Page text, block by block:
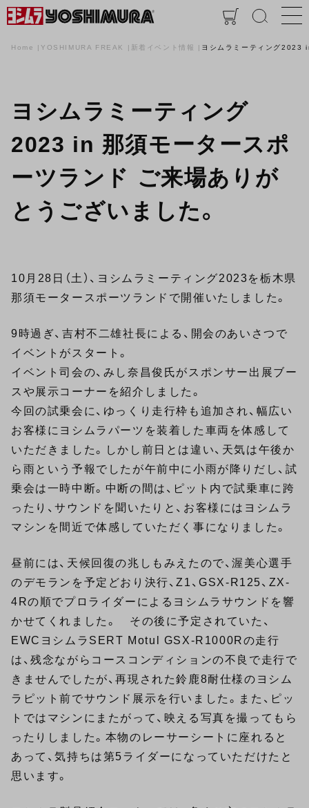
Home YOSHIMURA FREAK 新着イベント情報 ヨシムラミーティング2023
ヨシムラミーティング
2023 in 那須モータースポ
ーツランド ご来場ありが
とうございました。
10月28日（土）、ヨシムラミーティング2023を栃木県
那須モータースポーツランドで開催いたしました。
9時過ぎ、吉村不二雄社長による、開会のあいさつで
イベントがスタート。
イベント司会の、みし奈昌俊氏がスポンサー出展ブー
スや展示コーナーを紹介しました。
今回の試乗会に、ゆっくり走行枠も追加され、幅広い
お客様にヨシムラパーツを装着した車両を体感して
いただきました。しかし前日とは違い、天気は午後か
ら雨という予報でしたが午前中に小雨が降りだし、試
乗会は一時中断。中断の間は、ピット内で試乗車に跨
ったり、サウンドを聞いたりと、お客様にはヨシムラ
マシンを間近で体感していただく事になりました。
昼前には、天候回復の兆しもみえたので、渥美心選手
のデモランを予定どおり決行、Z1、GSX-R125、ZX-
4Rの順でプロライダーによるヨシムラサウンドを響
かせてくれました。 その後に予定されていた、
EWCヨシムラSERT Motul GSX-R1000Rの走行
は、残念ながらコースコンディションの不良で走行で
きませんでしたが、再現された鈴鹿8耐仕様のヨシム
ラピット前でサウンド展示を行いました。また、ピッ
トではマシンにまたがって、映える写真を撮ってもら
ったりしました。本物のレーサーシートに座れると
あって、気持ちは第5ライダーになっていただけたと
思います。